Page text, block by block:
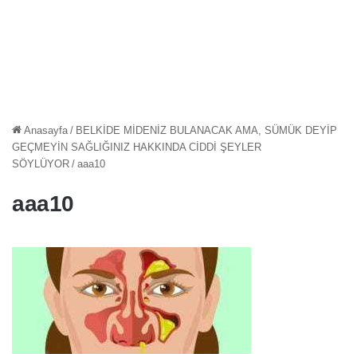
Anasayfa / BELKİDE MİDENİZ BULANACAK AMA, SÜMÜK DEYİP
GEÇMEYİN SAĞLIĞINIZ HAKKINDA CİDDİ ŞEYLER
SÖYLÜYOR / aaa10
aaa10